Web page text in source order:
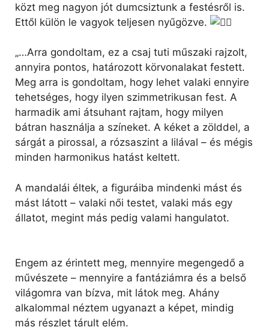
közt meg nagyon jót dumcsiztunk a festésről is.
Ettől külön le vagyok teljesen nyűgözve.
„…Arra gondoltam, ez a csaj tuti műszaki rajzolt,
annyira pontos, határozott körvonalakat festett.
Meg arra is gondoltam, hogy lehet valaki ennyire
tehetséges, hogy ilyen szimmetrikusan fest. A
harmadik ami átsuhant rajtam, hogy milyen
bátran használja a színeket. A kéket a zölddel, a
sárgát a pirossal, a rózsaszint a lilával – és mégis
minden harmonikus hatást keltett.
A mandalái éltek, a figuráiba mindenki mást és
mást látott – valaki női testet, valaki más egy
állatot, megint más pedig valami hangulatot.
Engem az érintett meg, mennyire megengedő a
művészete – mennyire a fantáziámra és a belső
világomra van bízva, mit látok meg. Ahány
alkalommal néztem ugyanazt a képet, mindig
más részlet tárult elém.